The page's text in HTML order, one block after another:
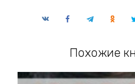
Похожие